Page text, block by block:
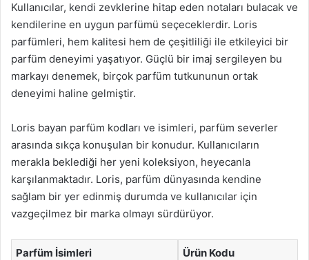
Kullanıcılar, kendi zevklerine hitap eden notaları bulacak ve
kendilerine en uygun parfümü seçeceklerdir. Loris
parfümleri, hem kalitesi hem de çeşitliliği ile etkileyici bir
parfüm deneyimi yaşatıyor. Güçlü bir imaj sergileyen bu
markayı denemek, birçok parfüm tutkununun ortak
deneyimi haline gelmiştir.
Loris bayan parfüm kodları ve isimleri, parfüm severler
arasında sıkça konuşulan bir konudur. Kullanıcıların
merakla beklediği her yeni koleksiyon, heyecanla
karşılanmaktadır. Loris, parfüm dünyasında kendine
sağlam bir yer edinmiş durumda ve kullanıcılar için
vazgeçilmez bir marka olmayı sürdürüyor.
Parfüm İsimleri Ürün Kodu